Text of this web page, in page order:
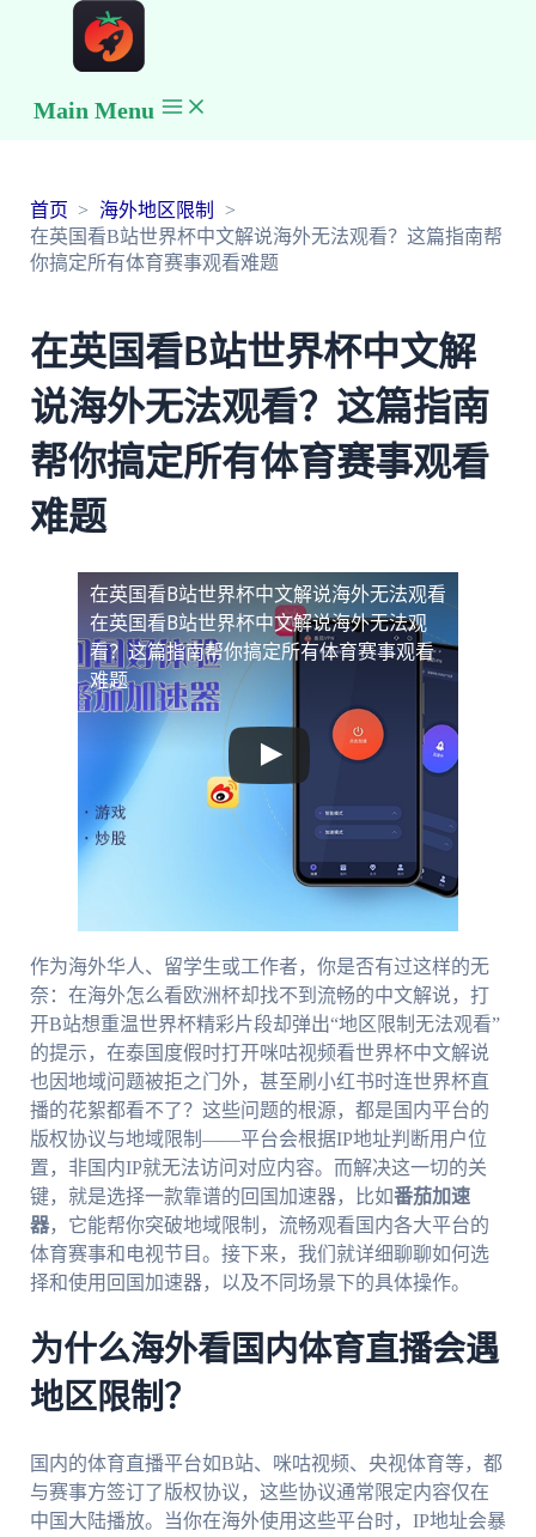
Main Menu
首页
海外地区限制
在英国看B站世界杯中文解说海外无法观看？这篇指南帮
你搞定所有体育赛事观看难题
在英国看B站世界杯中文解
说海外无法观看？这篇指南
帮你搞定所有体育赛事观看
难题
在英国看B站世界杯中文解说海外无法观看
在英国看B站世界杯中文解说海外无法观
看？这篇指南帮你搞定所有体育赛事观看
难题
作为海外华人、留学生或工作者，你是否有过这样的无
奈：在海外怎么看欧洲杯却找不到流畅的中文解说，打
开B站想重温世界杯精彩片段却弹出“地区限制无法观看”
的提示，在泰国度假时打开咪咕视频看世界杯中文解说
也因地域问题被拒之门外，甚至刷小红书时连世界杯直
播的花絮都看不了？这些问题的根源，都是国内平台的
版权协议与地域限制——平台会根据IP地址判断用户位
置，非国内IP就无法访问对应内容。而解决这一切的关
键，就是选择一款靠谱的回国加速器，比如番茄加速
器，它能帮你突破地域限制，流畅观看国内各大平台的
体育赛事和电视节目。接下来，我们就详细聊聊如何选
择和使用回国加速器，以及不同场景下的具体操作。
为什么海外看国内体育直播会遇
地区限制？
国内的体育直播平台如B站、咪咕视频、央视体育等，都
与赛事方签订了版权协议，这些协议通常限定内容仅在
中国大陆播放。当你在海外使用这些平台时，IP地址会暴